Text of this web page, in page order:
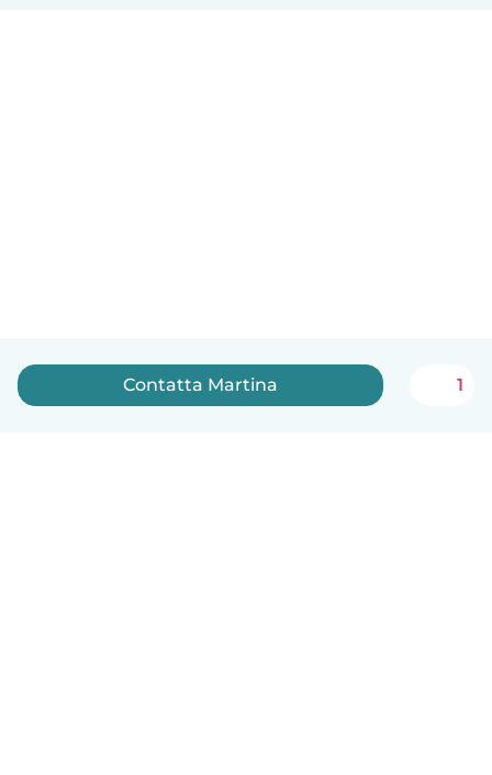
Contatta Martina 1